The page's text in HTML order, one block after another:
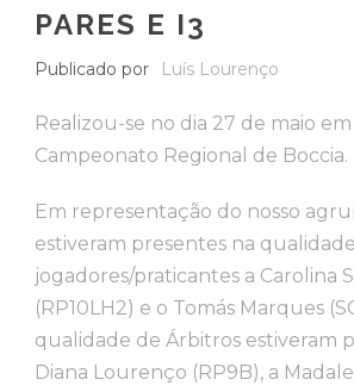
PARES E I3
Publicado por Luís Lourenço
Realizou-se no dia 27 de maio
Campeonato Regional de Boccia.
Em representação do nosso
estiveram presentes na
jogadores/praticantes a Carolina
(RP10LH2) e o Tomás Marques
qualidade de Árbitros estiveram
Diana Lourenço (RP9B), a